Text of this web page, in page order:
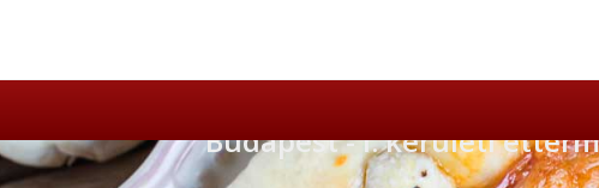
Budapest - I. kerületi